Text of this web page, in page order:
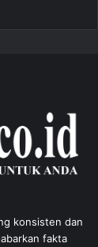
konsisten dan
fakta